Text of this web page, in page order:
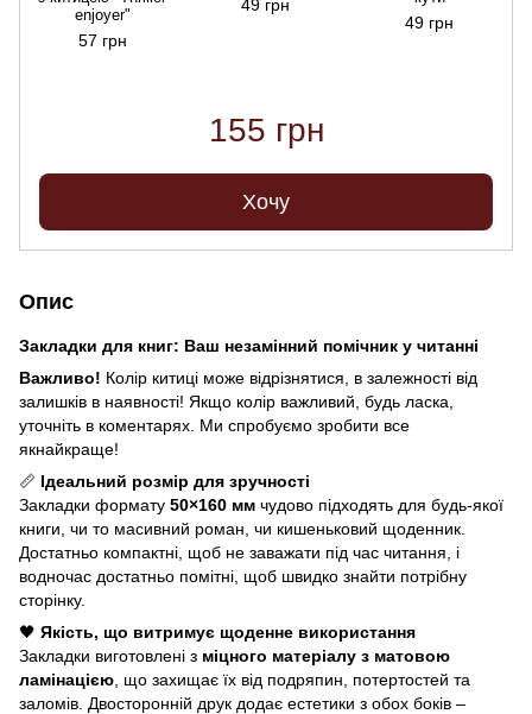
enjoyer"
57 грн
49 грн
49 грн
155 грн
Хочу
Опис
Закладки для книг: Ваш незамінний помічник у читанні
Важливо! Колір китиці може відрізнятися, в залежності від
залишків в наявності! Якщо колір важливий, будь ласка,
уточніть в коментарях. Ми спробуємо зробити все
якнайкраще!
📏 Ідеальний розмір для зручності
Закладки формату 50×160 мм чудово підходять для будь-якої
книги, чи то масивний роман, чи кишеньковий щоденник.
Достатньо компактні, щоб не заважати під час читання, і
водночас достатньо помітні, щоб швидко знайти потрібну
сторінку.
🖤 Якість, що витримує щоденне використання
Закладки виготовлені з міцного матеріалу з матовою
ламінацією , що захищає їх від подряпин, потертостей та
заломів. Двосторонній друк додає естетики з обох боків –